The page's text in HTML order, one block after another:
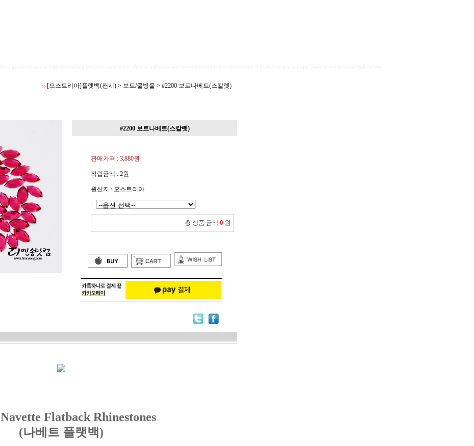
[오스트리아]플랫백(팬시) > 보트/물방울 > #2200 보트나베트(스칼렛)
#2200 보트나베트(스칼렛)
판매가격 : 3,880원
적립금액 : 2원
원산지 : 오스트리아
:
총 상품 금액 0 원
Navette Flatback Rhinestones
(나베트 플랫백)